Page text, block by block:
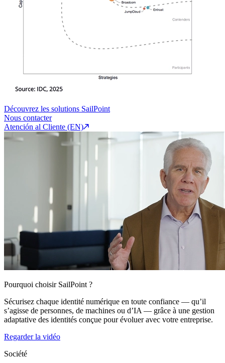
Découvrez les solutions SailPoint
Nous contacter
Atención al Cliente (EN)
Pourquoi choisir SailPoint ?
Sécurisez chaque identité numérique en toute confiance — qu’il
s’agisse de personnes, de machines ou d’IA — grâce à une gestion
adaptative des identités conçue pour évoluer avec votre entreprise.
Regarder la vidéo
Société